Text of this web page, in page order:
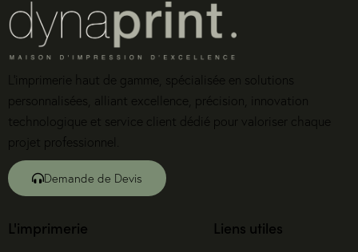
L’imprimerie haut de gamme, spécialisée en solutions
personnalisées, alliant excellence, précision, innovation
technologique et service client dédié pour valoriser chaque
projet professionnel.
Demande de Devis
L'imprimerie Liens utiles